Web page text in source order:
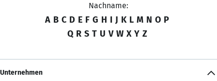
Nachname:
A B C D E F G H I J K L M N O P
Q R S T U V W X Y Z
Unternehmen